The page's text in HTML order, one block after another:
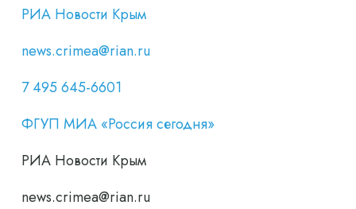
РИА Новости Крым
news.crimea@rian.ru
7 495 645-6601
ФГУП МИА «Россия сегодня»
РИА Новости Крым
news.crimea@rian.ru